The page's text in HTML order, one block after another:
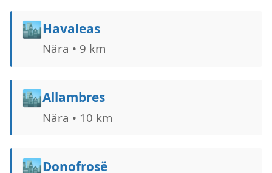
🏙️Havaleas
Nära • 9 km
🏙️Allambres
Nära • 10 km
🏙️Donofrosë